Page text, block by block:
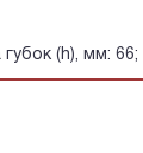
(h), мм: 66;